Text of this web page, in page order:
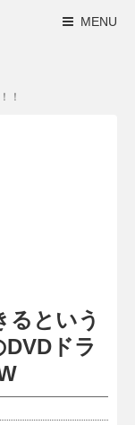
MENU
！
るという
ドラ